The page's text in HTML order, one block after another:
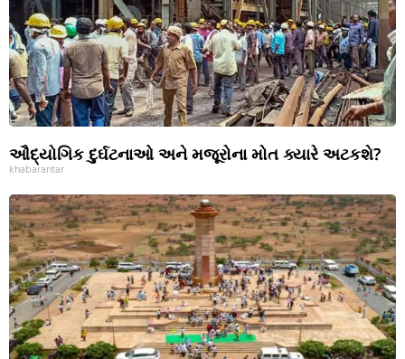
ઔદ્યોગિક દુર્ઘટનાઓ અને મજૂરોના મોત ક્યારે અટકશે?
khabarantar